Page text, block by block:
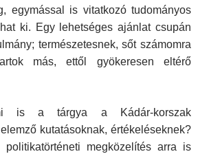
egymással is vitatkozó tudomá­nyos
ki. Egy lehetséges ajánlat csupán
természetesnek, sőt számomra
más, ettől gyökeresen eltérő
is a tárgya a Kádár-korszak
kutatásoknak, értékeléseknek?
megközelítés arra is